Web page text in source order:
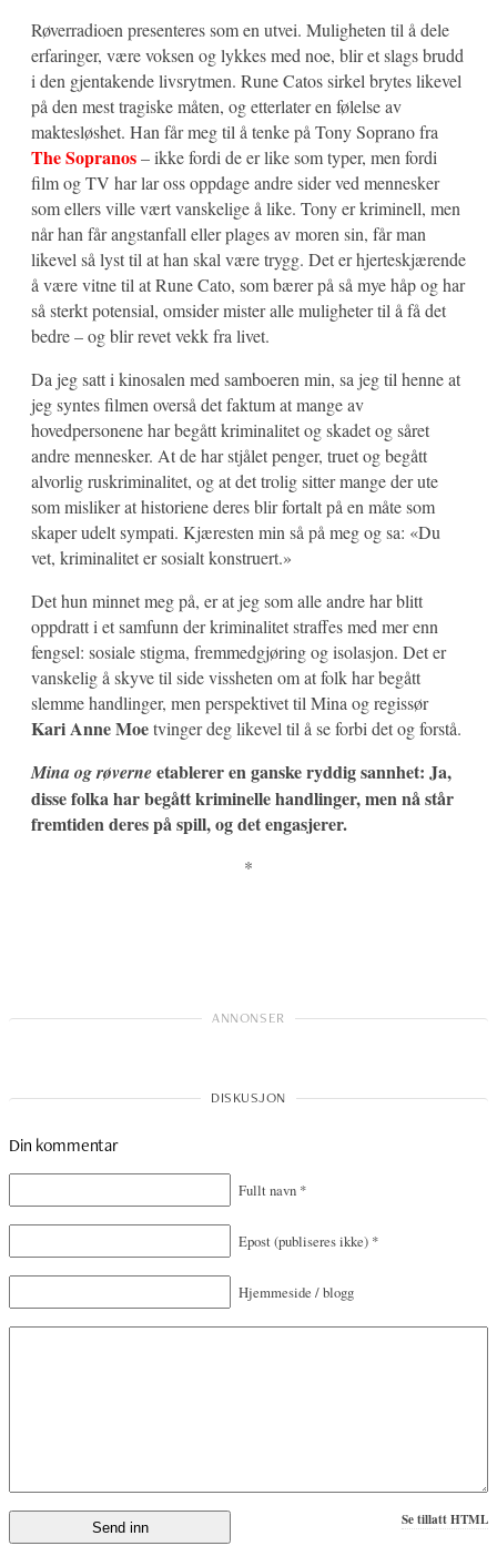
Røverradioen presenteres som en utvei. Muligheten til å dele
erfaringer, være voksen og lykkes med noe, blir et slags brudd
i den gjentakende livsrytmen. Rune Catos sirkel brytes likevel
på den mest tragiske måten, og etterlater en følelse av
maktesløshet. Han får meg til å tenke på Tony Soprano fra
The Sopranos– ikke fordi de er like som typer, men fordi
film og TV har lar oss oppdage andre sider ved mennesker
som ellers ville vært vanskelige å like. Tony er kriminell, men
når han får angstanfall eller plages av moren sin, får man
likevel så lyst til at han skal være trygg. Det er hjerteskjærende
å være vitne til at Rune Cato, som bærer på så mye håp og har
så sterkt potensial, omsider mister alle muligheter til å få det
bedre – og blir revet vekk fra livet.
Da jeg satt i kinosalen med samboeren min, sa jeg til henne at
jeg syntes filmen overså det faktum at mange av
hovedpersonene har begått kriminalitet og skadet og såret
andre mennesker. At de har stjålet penger, truet og begått
alvorlig ruskriminalitet, og at det trolig sitter mange der ute
som misliker at historiene deres blir fortalt på en måte som
skaper udelt sympati. Kjæresten min så på meg og sa: «Du
vet, kriminalitet er sosialt konstruert.»
Det hun minnet meg på, er at jeg som alle andre har blitt
oppdratt i et samfunn der kriminalitet straffes med mer enn
fengsel: sosiale stigma, fremmedgjøring og isolasjon. Det er
vanskelig å skyve til side vissheten om at folk har begått
slemme handlinger, men perspektivet til Mina og regissør
Kari Anne Moetvinger deg likevel til å se forbi det og forstå.
Mina og røverneetablerer en ganske ryddig sannhet: Ja,
disse folka har begått kriminelle handlinger, men nå står
fremtiden deres på spill, og det engasjerer.
*
Din kommentar
Fullt navn *
Epost(publiseres ikke) *
Hjemmeside / blogg
Se tillatt HTML